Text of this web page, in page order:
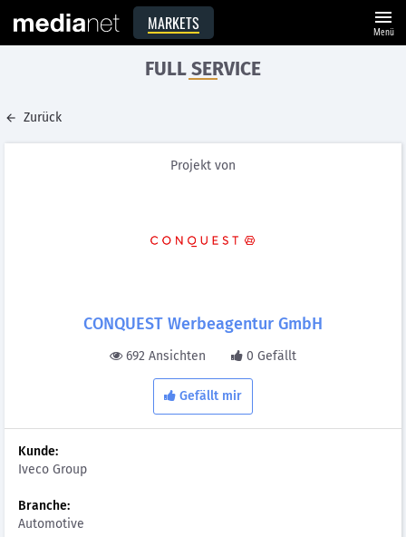
MARKETS menu
Menü
FULL SERVICE
Zurück
Projekt von
CONQUEST Werbeagentur GmbH
692 Ansichten 0 Gefällt
Gefällt mir
Kunde:
Iveco Group
Branche:
Automotive